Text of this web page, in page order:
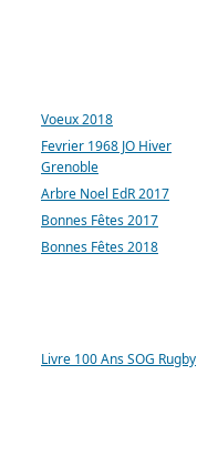
Voeux 2018
Fevrier 1968 JO Hiver
Grenoble
Arbre Noel EdR 2017
Bonnes Fêtes 2017
Bonnes Fêtes 2018
Livre 100 Ans SOG Rugby